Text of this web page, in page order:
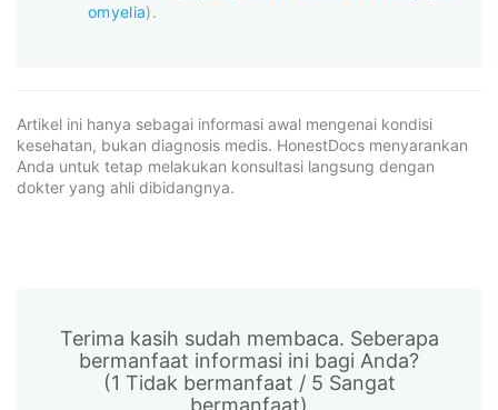
omyelia).
Artikel ini hanya sebagai informasi awal mengenai kondisi
kesehatan, bukan diagnosis medis. HonestDocs menyarankan
Anda untuk tetap melakukan konsultasi langsung dengan
dokter yang ahli dibidangnya.
Terima kasih sudah membaca. Seberapa
bermanfaat informasi ini bagi Anda?
(1 Tidak bermanfaat / 5 Sangat
bermanfaat)